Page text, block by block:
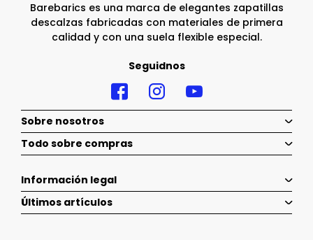
Barebarics es una marca de elegantes zapatillas
descalzas fabricadas con materiales de primera
calidad y con una suela flexible especial.
Seguidnos
Sobre nosotros
Todo sobre compras
Información legal
Últimos artículos